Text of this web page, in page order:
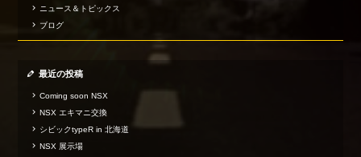
ニュース＆トピックス
ブログ
最近の投稿
Coming soon NSX
NSX エキマニ交換
シビックtypeR in 北海道
NSX 展示場